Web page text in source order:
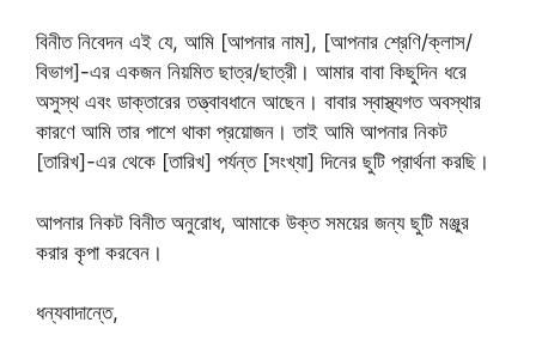
বিনীত নিবেদন এই যে, আমি [আপনার নাম], [আপনার শ্রেণি/ক্লাস/
বিভাগ]-এর একজন নিয়মিত ছাত্র/ছাত্রী। আমার বাবা কিছুদিন ধরে
অসুস্থ এবং ডাক্তারের তত্ত্বাবধানে আছেন। বাবার স্বাস্থ্যগত অবস্থার
কারণে আমি তার পাশে থাকা প্রয়োজন। তাই আমি আপনার নিকট
[তারিখ]-এর থেকে [তারিখ] পর্যন্ত [সংখ্যা] দিনের ছুটি প্রার্থনা করছি।
আপনার নিকট বিনীত অনুরোধ, আমাকে উক্ত সময়ের জন্য ছুটি মঞ্জুর
করার কৃপা করবেন।
ধন্যবাদান্তে,